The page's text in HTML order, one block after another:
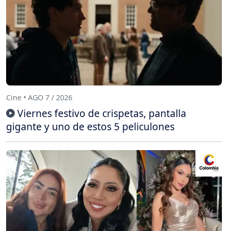
Cine • AGO 7 / 2026
Viernes festivo de crispetas, pantalla
gigante y uno de estos 5 peliculones